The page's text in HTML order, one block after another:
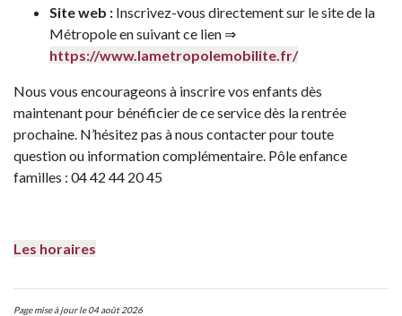
Site web : Inscrivez-vous directement sur le site de la
Métropole en suivant ce lien ⇒
https://www.lametropolemobilite.fr/
Nous vous encourageons à inscrire vos enfants dès
maintenant pour bénéficier de ce service dès la rentrée
prochaine. N’hésitez pas à nous contacter pour toute
question ou information complémentaire. Pôle enfance
familles : 04 42 44 20 45
Les horaires
Page mise à jour le 04 août 2026